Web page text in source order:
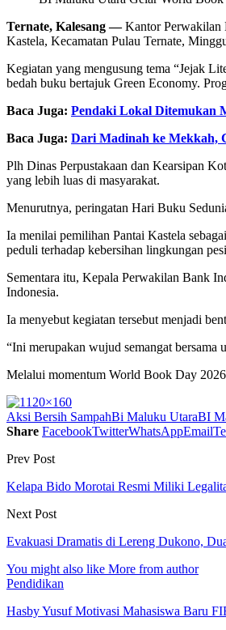
Ternate, Kalesang —Kantor Perwakilan
Kastela, Kecamatan Pulau Ternate,
Kegiatan yang mengusung tema “Jejak
bedah buku bertajuk Green Economy.
Baca Juga: Pendaki Lokal Ditemukan
Baca Juga: Dari Madinah ke Mekkah,
Plh Dinas Perpustakaan dan Kearsipan
yang lebih luas di masyarakat.
Menurutnya, peringatan Hari Buku
Ia menilai pemilihan Pantai Kastela
peduli terhadap kebersihan lingkungan
Sementara itu, Kepala Perwakilan Bank
Indonesia.
Ia menyebut kegiatan tersebut menjadi
“Ini merupakan wujud semangat
Melalui momentum World Book Day
Aksi Bersih SampahBi Maluku UtaraBI
Share FacebookTwitterWhatsAppEmail
Prev Post
Kelapa Bido Morotai Resmi Miliki
Next Post
Evakuasi Dramatis di Lereng Dukono,
You might also like More from author
Pendidikan
Hasby Yusuf Motivasi Mahasiswa Baru